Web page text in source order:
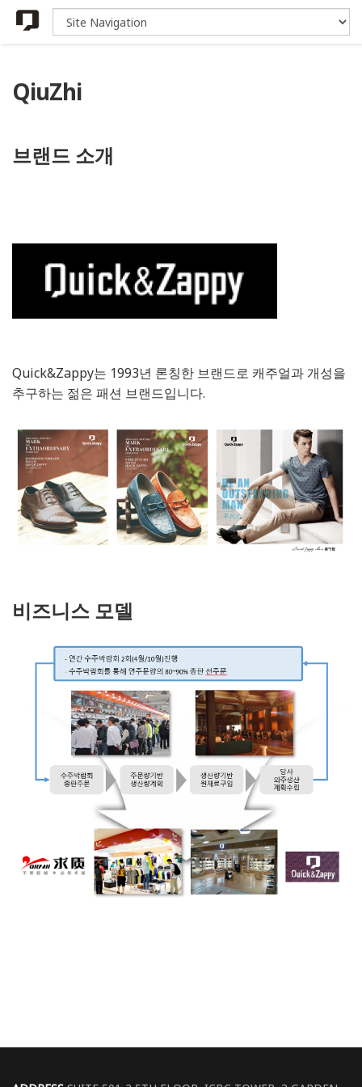
QiuZhi
브랜드 소개
Quick&Zappy는 1993년 론칭한 브랜드로 캐주얼과 개성을
추구하는 젊은 패션 브랜드입니다.
비즈니스 모델